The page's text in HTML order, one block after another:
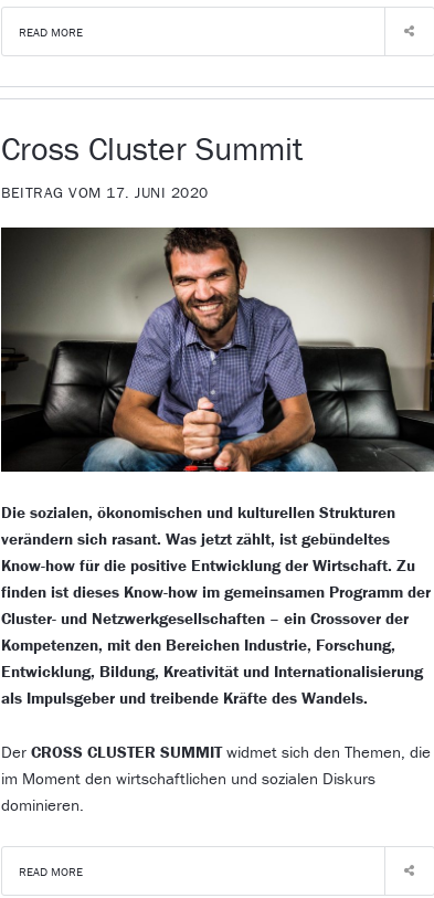
READ MORE
Cross Cluster Summit
BEITRAG VOM 17. JUNI 2020
Die sozialen, ökonomischen und kulturellen Strukturen
verändern sich rasant. Was jetzt zählt, ist gebündeltes
Know-how für die positive Entwicklung der Wirtschaft. Zu
finden ist dieses Know-how im gemeinsamen Programm der
Cluster- und Netzwerkgesellschaften – ein Crossover der
Kompetenzen, mit den Bereichen Industrie, Forschung,
Entwicklung, Bildung, Kreativität und Internationalisierung
als Impulsgeber und treibende Kräfte des Wandels.
DerCROSS CLUSTER SUMMITwidmet sich den Themen, die
im Moment den wirtschaftlichen und sozialen Diskurs
dominieren.
READ MORE